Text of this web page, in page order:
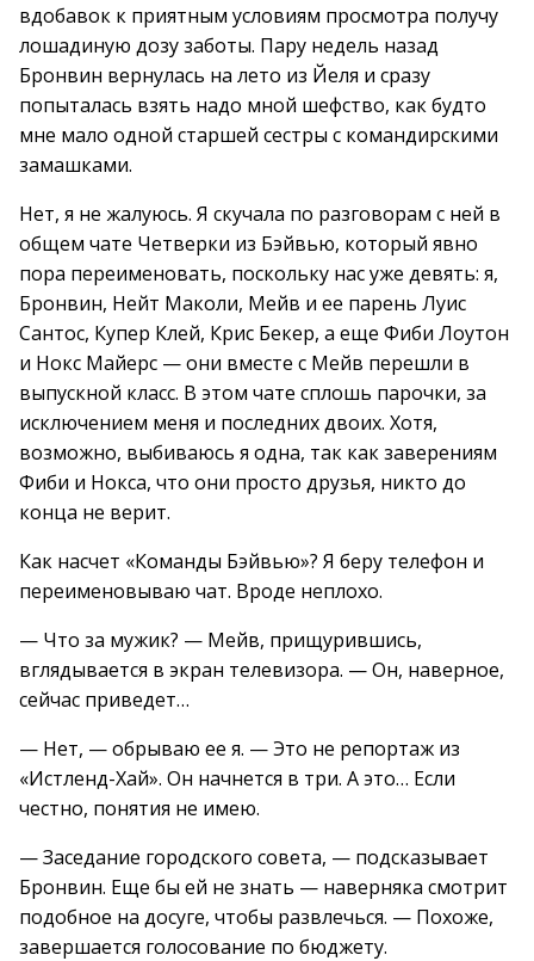
вдобавок к приятным условиям просмотра получу
лошадиную дозу заботы. Пару недель назад
Бронвин вернулась на лето из Йеля и сразу
попыталась взять надо мной шефство, как будто
мне мало одной старшей сестры с командирскими
замашками.
Нет, я не жалуюсь. Я скучала по разговорам с ней в
общем чате Четверки из Бэйвью, который явно
пора переименовать, поскольку нас уже девять: я,
Бронвин, Нейт Маколи, Мейв и ее парень Луис
Сантос, Купер Клей, Крис Бекер, а еще Фиби Лоутон
и Нокс Майерс — они вместе с Мейв перешли в
выпускной класс. В этом чате сплошь парочки, за
исключением меня и последних двоих. Хотя,
возможно, выбиваюсь я одна, так как заверениям
Фиби и Нокса, что они просто друзья, никто до
конца не верит.
Как насчет «Команды Бэйвью»? Я беру телефон и
переименовываю чат. Вроде неплохо.
— Что за мужик? — Мейв, прищурившись,
вглядывается в экран телевизора. — Он, наверное,
сейчас приведет…
— Нет, — обрываю ее я. — Это не репортаж из
«Истленд-Хай». Он начнется в три. А это… Если
честно, понятия не имею.
— Заседание городского совета, — подсказывает
Бронвин. Еще бы ей не знать — наверняка смотрит
подобное на досуге, чтобы развлечься. — Похоже,
завершается голосование по бюджету.